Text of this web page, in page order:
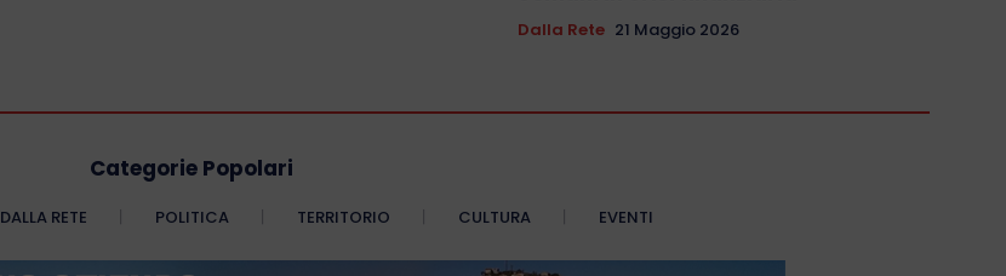
Dalla Rete 21 Maggio 2026
Categorie Popolari
DALLA RETE POLITICA TERRITORIO CULTURA EVENTI